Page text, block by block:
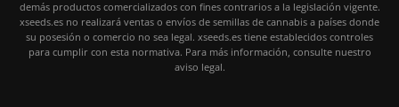
m
demás productos comercializados con fines contrarios a la legislación vigente.
xseeds.es no realizará ventas o envíos de semillas de cannabis a países donde
su posesión o comercio no sea legal. xseeds.es tiene establecidos controles
para cumplir con esta normativa. Para más información, consulte nuestro
aviso legal.